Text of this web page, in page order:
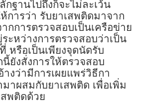
ฐานไปถึงก็จะไม่ละเว้น
การว่า รับยาเสพติดมาจาก
กการตรวจสอบเป็นเครือข่าย
ะหว่างการตรวจสอบว่าเป็น
หรือเป็นเพียงจุดนัดรับ
ยังสั่งการให้ตรวจสอบ
างว่ามีการเผยแพร่วิธีกา
มาผสมกับยาเสพติด เพื่อเพิ่ม
พติดด้วย